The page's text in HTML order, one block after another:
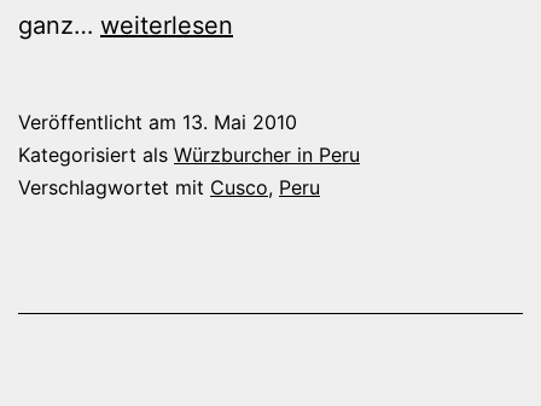
ganz… Letzter
Cusco
weiterlesen
Veröffentlicht am 13. Mai 2010
Kategorisiert als Würzburcher in Peru
Verschlagwortet mit Cusco, Peru